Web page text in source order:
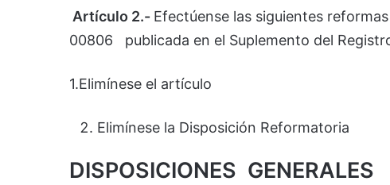
Artículo 2.- Efectúense las siguientes
00806 publicada en el Suplemento del
1.Elimínese el artículo
Elimínese la Disposición Reformatoria
DISPOSICIONES GENERALES